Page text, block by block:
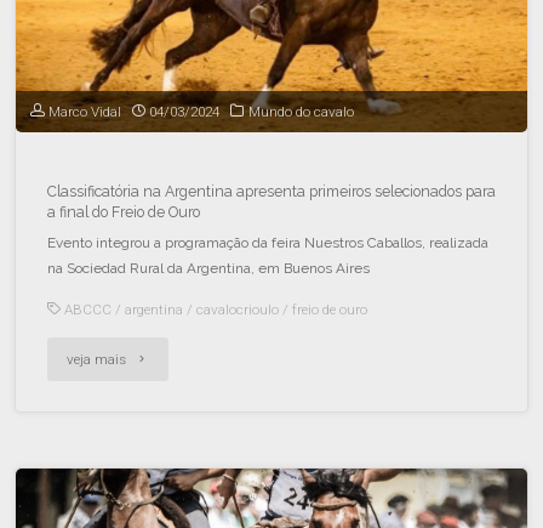
Marco Vidal 04/03/2024 Mundo do cavalo
Classificatória na Argentina apresenta primeiros selecionados para
a final do Freio de Ouro
Evento integrou a programação da feira Nuestros Caballos, realizada
na Sociedad Rural da Argentina, em Buenos Aires
ABCCC /argentina /cavalocrioulo /freio de ouro
veja mais